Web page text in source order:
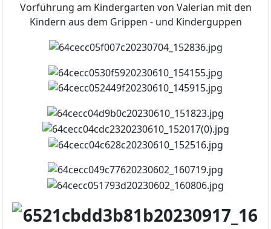
Vorführung am Kindergarten von Valerian mit den
Kindern aus dem Grippen - und Kinderguppen